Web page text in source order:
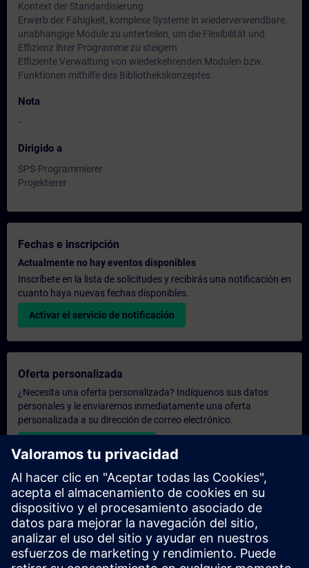
Kontext der Standardisierung
Erwerb der Fähigkeit, komplexe Systeme in wiederverwendbare,
unabhängige Module zu unterteilen, um die Flexibilität und
Effizienz ihrer Programme zu steigern
Effiziente Verwaltung von wiederkehrenden Modulen bzw.
Funktionen mithilfe des Bibliothekskonzeptes.
Nota
-
Dirigido a
SPS-Programmierer
Projektierer
Fechas e inscripción
Actualmente no hay eventos disponibles
Inscríbete en la lista de solicitudes y recibirás una notificación en
cuanto haya nuevas fechas disponibles.
Activar el servicio de notificación
Oferta personalizada
¿Necesita una oferta personalizada? Indíquenos sus datos
personales y le enviaremos inmediatamente una oferta
personalizada a su dirección de correo electrónico.
Enviar una oferta personal
Solicitar presupuesto exclusivo
¿Necesita una formación más especializada y busca un
presupuesto para una formación exclusiva, ya sea presencial,
virtual o en un centro de formación SITRAIN? Tras facilitarnos
sus datos personales y sus necesidades formativas, le